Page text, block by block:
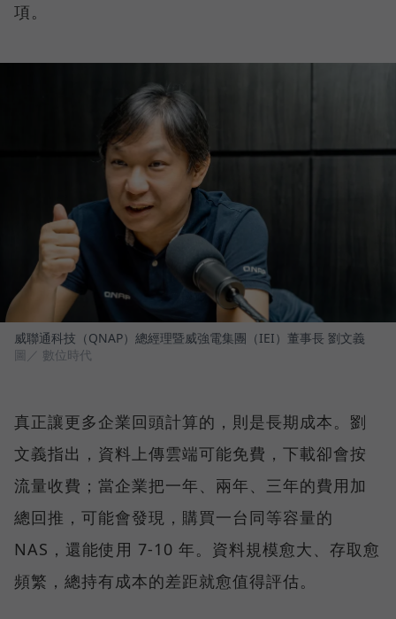
項。
威聯通科技（QNAP）總經理暨威強電集團（IEI）董事長 劉文義
圖／ 數位時代
真正讓更多企業回頭計算的，則是長期成本。劉
文義指出，資料上傳雲端可能免費，下載卻會按
流量收費；當企業把一年、兩年、三年的費用加
總回推，可能會發現，購買一台同等容量的
NAS，還能使用 7-10 年。資料規模愈大、存取愈
頻繁，總持有成本的差距就愈值得評估。